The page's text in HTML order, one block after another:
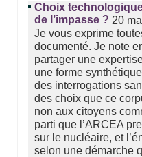
Choix
de l’impasse ? 20
Je vous exprime
documenté. Je note
partager une
une forme
des interrogations
des choix que ce
non aux citoyens
parti que l’ARCEA
sur le nucléaire, et
selon une démarche